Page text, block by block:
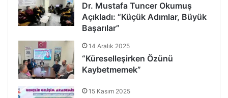
Dr. Mustafa Tuncer Okumuş
Açıkladı: “Küçük Adımlar, Büyük
Başarılar”
14 Aralık 2025
“Küreselleşirken Özünü
Kaybetmemek”
15 Kasım 2025